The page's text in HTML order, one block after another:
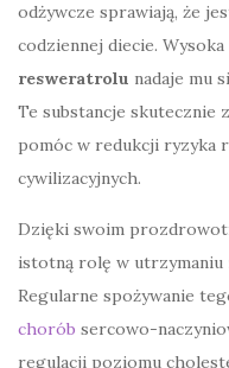
odżywcze sprawiają, że
codziennej diecie.
resweratrolu nadaje mu
Te substancje skutecznie
pomóc w redukcji ryzyka
cywilizacyjnych.
Dzięki swoim
istotną rolę w utrzymaniu
Regularne spożywanie
chorób sercowo-
regulacji poziomu